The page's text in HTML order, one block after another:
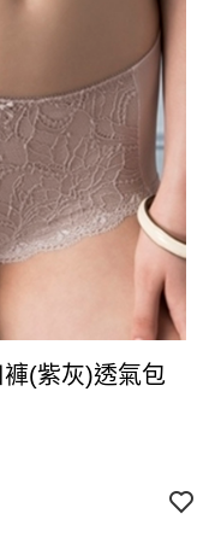
(紫灰)透氣包